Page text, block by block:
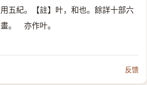
用五紀。【註】旪，和也。餘詳十部六
畫。 亦作叶。
反馈